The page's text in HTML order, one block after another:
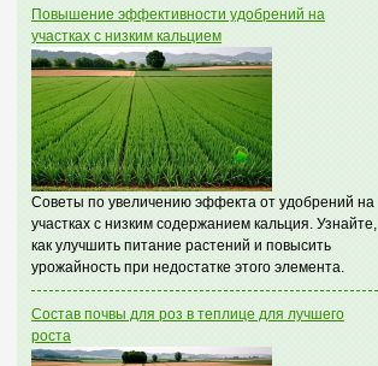
Повышение эффективности удобрений на
участках с низким кальцием
Советы по увеличению эффекта от удобрений на
участках с низким содержанием кальция. Узнайте,
как улучшить питание растений и повысить
урожайность при недостатке этого элемента.
Состав почвы для роз в теплице для лучшего
роста